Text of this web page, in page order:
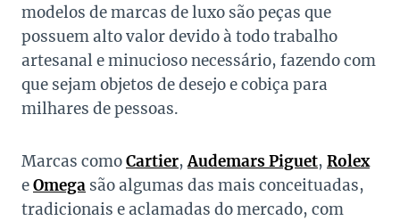
modelos de marcas de luxo são peças que
possuem alto valor devido à todo trabalho
artesanal e minucioso necessário, fazendo com
que sejam objetos de desejo e cobiça para
milhares de pessoas.
Marcas comoCartier,Audemars Piguet, Rolex
eOmega são algumas das mais conceituadas,
tradicionais e aclamadas do mercado, com